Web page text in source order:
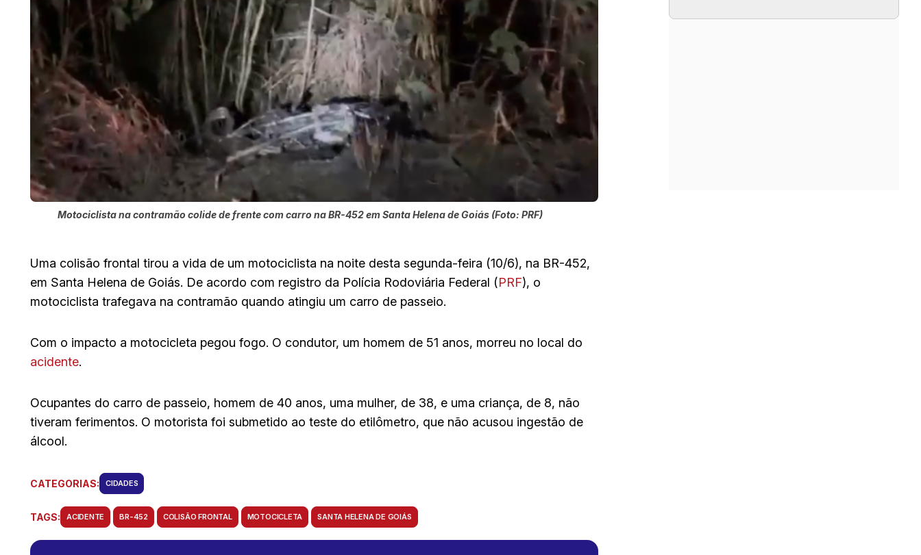
Motociclista na contramão colide de frente com carro na BR-452 em Santa Helena de Goiás (Foto: PRF)
Uma colisão frontal tirou a vida de um motociclista na noite desta segunda-feira (10/6), na BR-452,
em Santa Helena de Goiás. De acordo com registro da Polícia Rodoviária Federal (PRF), o
motociclista trafegava na contramão quando atingiu um carro de passeio.
Com o impacto a motocicleta pegou fogo. O condutor, um homem de 51 anos, morreu no local do
acidente.
Ocupantes do carro de passeio, homem de 40 anos, uma mulher, de 38, e uma criança, de 8, não
tiveram ferimentos. O motorista foi submetido ao teste do etilômetro, que não acusou ingestão de
álcool.
CATEGORIAS: CIDADES
TAGS: ACIDENTE BR-452 COLISÃO FRONTAL MOTOCICLETA SANTA HELENA DE GOIÁS